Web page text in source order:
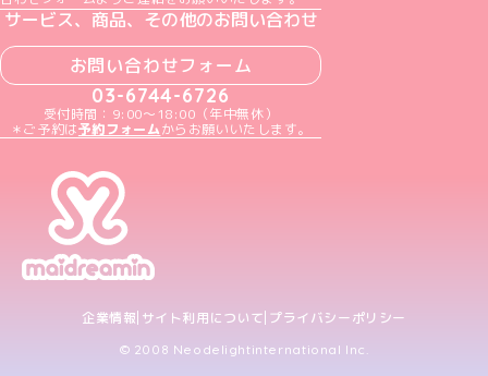
サービス、商品、その他のお問い合わせ
お問い合わせフォーム
03-6744-6726
受付時間：9:00～18:00（年中無休）
＊ご予約は予約フォームからお願いいたします。
企業情報 サイト利用について プライバシーポリシー
© 2008 Neodelightinternational Inc.